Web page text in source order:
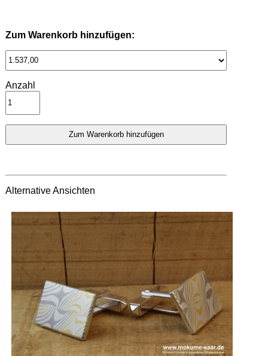
Zum Warenkorb hinzufügen:
Anzahl
Alternative Ansichten